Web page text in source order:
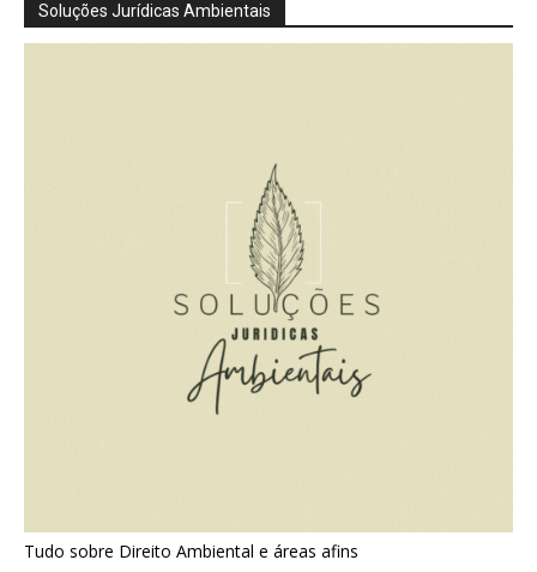
Soluções Jurídicas Ambientais
Tudo sobre Direito Ambiental e áreas afins